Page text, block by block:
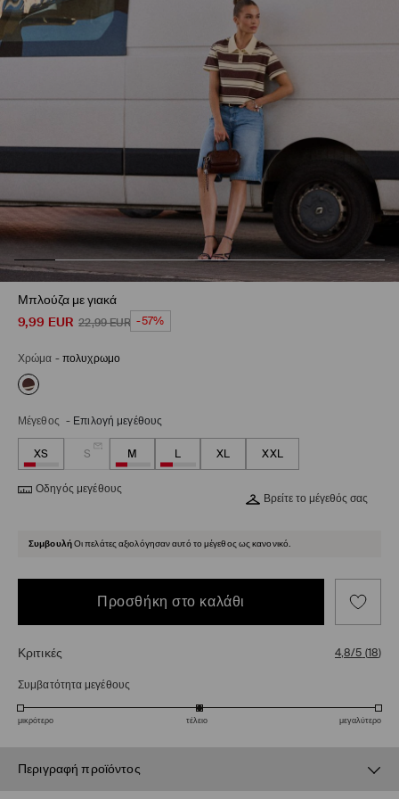
Μπλούζα με γιακά
9,99 EUR 22,99EUR -57%
Χρώμα -πολυχρωμο
Μέγεθος - Επιλογή μεγέθους
XS S M L XL XXL
Οδηγός μεγέθους
Βρείτε το μέγεθός σας
ΣυμβουλήΟι πελάτες αξιολόγησαν αυτό το μέγεθος ως κανονικό.
Προσθήκη στο καλάθι
Κριτικές 4,8/5 (18)
Συμβατότητα μεγέθους
μικρότερο τέλειο μεγαλύτερο
Περιγραφή προϊόντος